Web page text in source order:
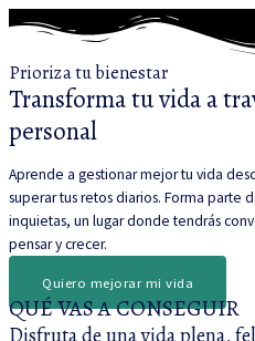
Prioriza tu bienestar
Transforma tu vida a
personal
Aprende a gestionar mejor tu vida
superar tus retos diarios. Forma parte
inquietas, un lugar donde tendrás
pensar y crecer.
Quiero mejorar mi vida
QUÉ VAS A CONSEGUIR
Disfruta de una vida plena,